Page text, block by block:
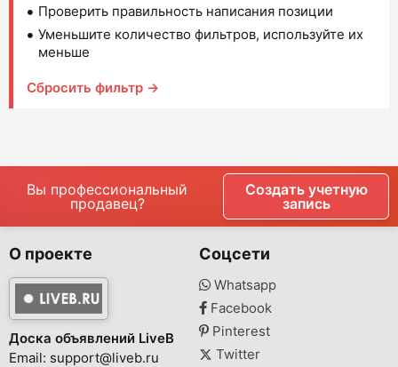
Проверить правильность написания позиции
Уменьшите количество фильтров, используйте их
меньше
Сбросить фильтр →
Вы профессиональный
продавец?
Создать учетную
запись
О проекте
Доска объявлений LiveB
Email: support@liveb.ru
Соцсети
Whatsapp
Facebook
Pinterest
Twitter